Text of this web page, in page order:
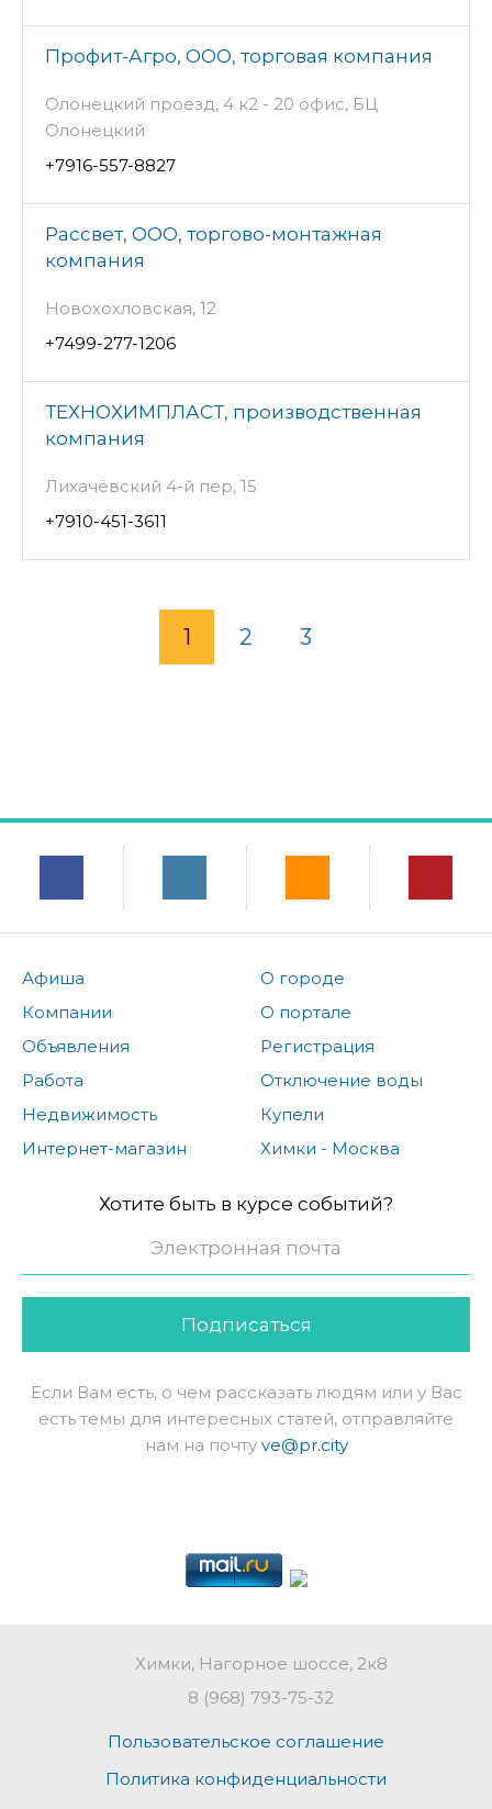
Профит-Агро, ООО, торговая компания
Олонецкий проезд, 4 к2 - 20 офис, БЦ
Олонецкий
+7916-557-8827
Рассвет, ООО, торгово-монтажная
компания
Новохохловская, 12
+7499-277-1206
ТЕХНОХИМПЛАСТ, производственная
компания
Лихачёвский 4-й пер, 15
+7910-451-3611
1 2 3
Афиша
Компании
Объявления
Работа
Недвижимость
Интернет-магазин
О городе
О портале
Регистрация
Отключение воды
Купели
Химки - Москва
Хотите быть в курсе событий?
Подписаться
Если Вам есть, о чем рассказать людям или у Вас
есть темы для интересных статей, отправляйте
нам на почту ve@pr.city
Химки, Нагорное шоссе, 2к8
8 (968) 793-75-32
Пользовательское соглашение
Политика конфиденциальности